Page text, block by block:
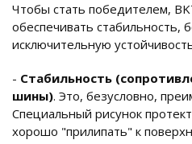
Чтобы стать победителем,
обеспечивать стабильность,
исключительную
- Стабильность
шины). Это, безусловно,
Специальный рисунок
хорошо "прилипать" к